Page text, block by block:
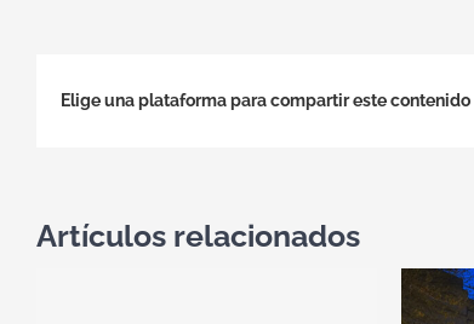
Elige una plataforma para compartir este contenido
Artículos relacionados